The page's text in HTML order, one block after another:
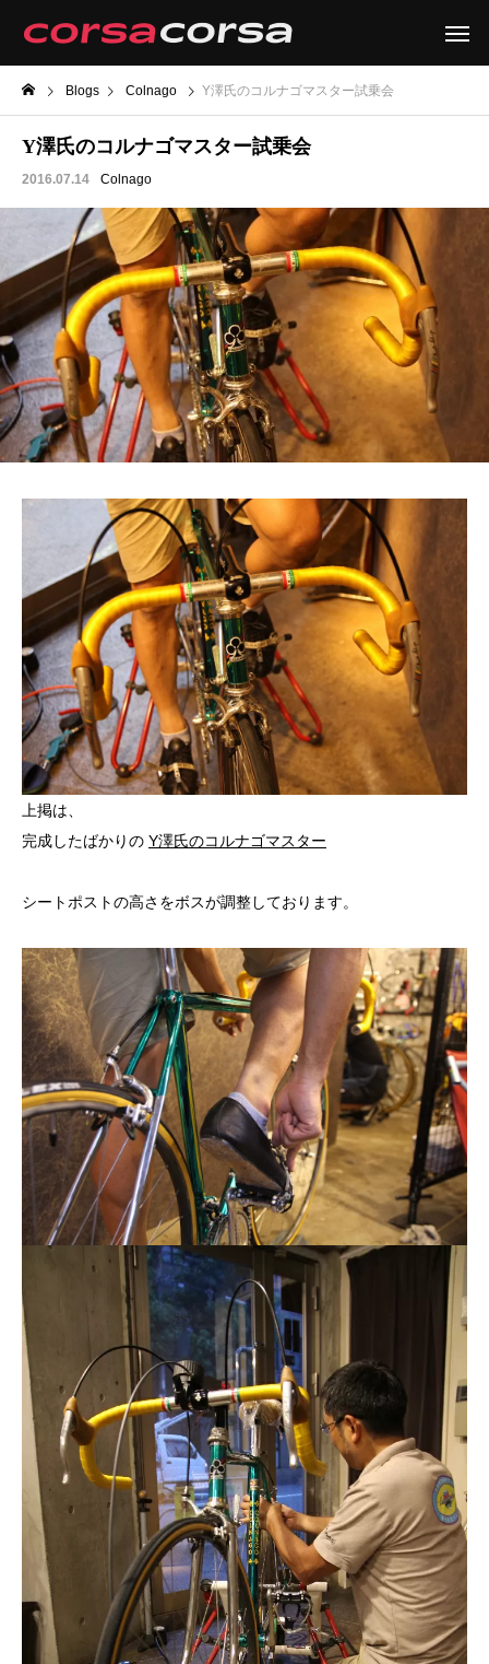
Blogs Colnago Y澤氏のコルナゴマスター試乗会
Y澤氏のコルナゴマスター試乗会
2016.07.14 Colnago
上掲は、
完成したばかりの Y澤氏のコルナゴマスター
シートポストの高さをボスが調整しております。